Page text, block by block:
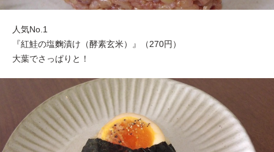
人気No.1
『紅鮭の塩麴漬け（酵素玄米）』（270円）
大葉でさっぱりと！